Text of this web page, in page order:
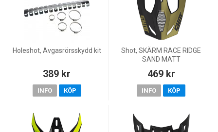
Holeshot, Avgasrörsskydd kit
389 kr
INFO KÖP
Shot, SKÄRM RACE RIDGE
SAND MATT
469 kr
INFO KÖP